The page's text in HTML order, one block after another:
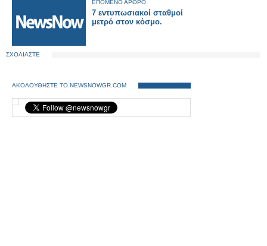
ΕΠΟΜΕΝΟ ΑΡΘΡΟ
7 εντυπωσιακοί σταθμοί
μετρό στον κόσμο.
ΣΧΟΛΙΑΣΤΕ
ΑΚΟΛΟΥΘΗΣΤΕ ΤΟ NEWSNOWGR.COM